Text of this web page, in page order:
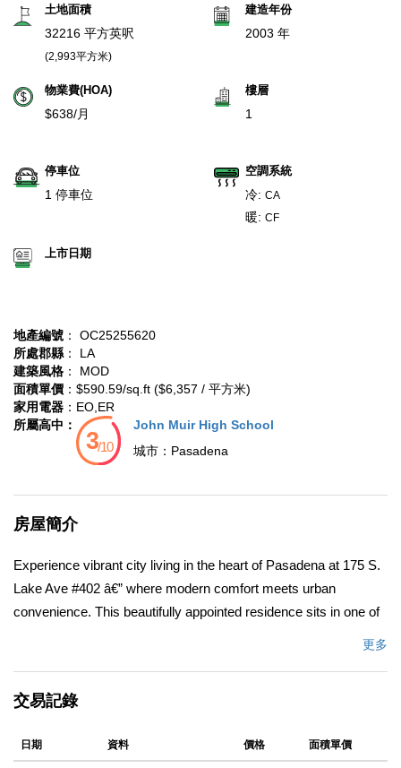
土地面積
32216 平方英呎
(2,993平方米)
建造年份
2003 年
物業費(HOA)
$638/月
樓層
1
停車位
1 停車位
空調系統
冷: CA
暖: CF
上市日期
地產編號 ： OC25255620
所處郡縣 ： LA
建築風格 ： MOD
面積單價 ：$590.59/sq.ft ($6,357 / 平方米)
家用電器 ：EO,ER
所屬高中：
John Muir High School
城市： Pasadena
房屋簡介
Experience vibrant city living in the heart of Pasadena at 175 S.
Lake Ave #402 â€” where modern comfort meets urban
convenience. This beautifully appointed residence sits in one of
lunch at Marina, and sushi nights at Sugarfish â€” all just around
and the Shops on Lake, with Old Town Pasadena a short drive
更多
交易記錄
日期 資料 價格 面積單價